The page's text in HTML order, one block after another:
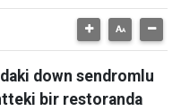
down sendromlu
bir restoranda